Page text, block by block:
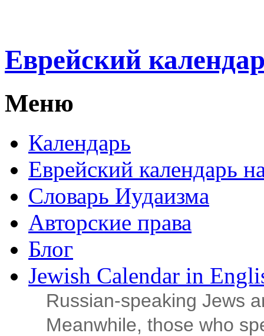
Еврейский
Меню
Календарь
Еврейский календарь
Словарь Иудаизма
Авторские права
Блог
Jewish Calendar in
Russian‑speaking Jews
Meanwhile, those who